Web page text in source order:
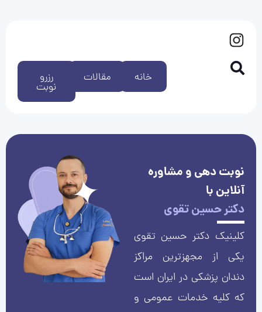
رزرو
نوبت
مقالات خانه
نوبت دهی و مشاوره
آنلاین با
دکتر حسین تقوی
کلینیک دکتر حسین تقوی
یکی از مجهزترین مراکز
دندان پزشکی در ایران است
که کلیه خدمات عمومی و